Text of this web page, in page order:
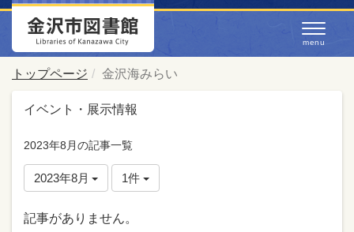
トップページ 金沢海みらい
イベント・展示情報
2023年8月の記事一覧
2023年8月 1件
記事がありません。